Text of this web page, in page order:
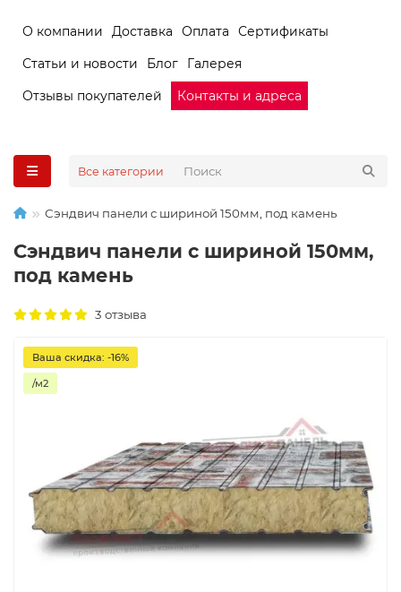
О компании Доставка Оплата
Сертификаты
Статьи и новости
Блог
Галерея
Отзывы покупателей
Контакты и адреса
Все категории
Сэндвич панели с шириной 150мм, под камень
Сэндвич панели с шириной 150мм,
под камень
3 отзыва
Ваша скидка: -16%
/м2